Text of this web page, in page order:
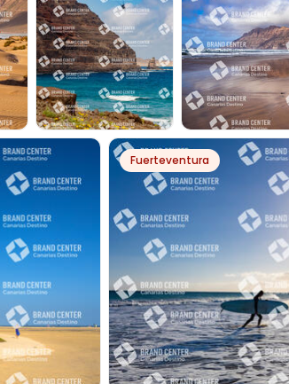
PH22273
PLAYA DE LA
CANTERÍA
PLAYA DE
Fuerteventura